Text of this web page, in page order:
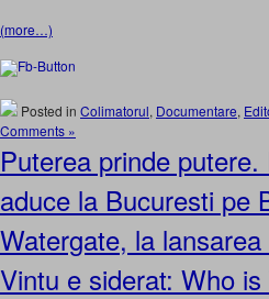
(more…)
Posted in Colimatorul, Documentare,
Comments »
Puterea prinde
aduce la Bucuresti pe
Watergate, la
Vintu e siderat: Who